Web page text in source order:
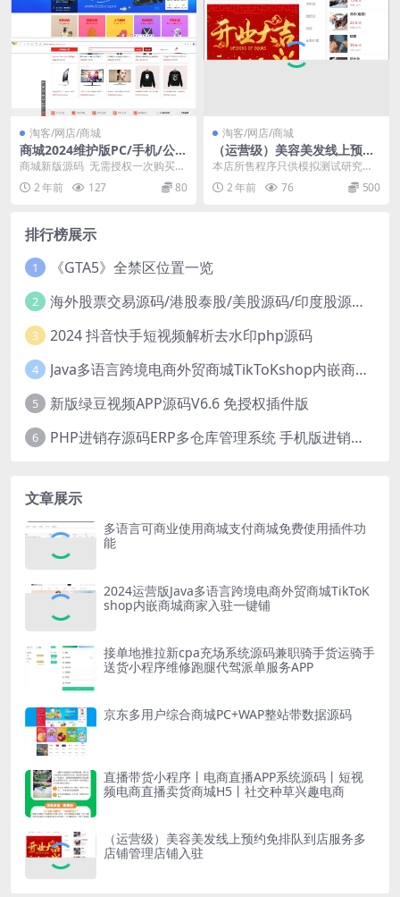
淘客/网店/商城
商城2024维护版PC/手机/公众
号多端合一带三级分销可封装
APP自动发货可联系手动发
商城新版源码 无需授权一次购买免
费使用 商城内含多套模板任意切换
功能非常强大 ...
2 年前 127 80
淘客/网店/商城
（运营级）美容美发线上预约
免排队到店服务多店铺管理店
铺入驻
本店所售程序只供模拟测试研究，
不得使用于非法用途，不得违反国
家法律，否则后果自负...
2 年前 76 500
排行榜展示
1 《GTA5》全禁区位置一览
2 海外股票交易源码/港股泰股/美股源码/印度股源码/马拉西亚股票源码/国际股票配资
3 2024 抖音快手短视频解析去水印php源码
4 Java多语言跨境电商外贸商城TikToKshop内嵌商城I商家入驻I一键铺
5 新版绿豆视频APP源码V6.6 免授权插件版
6 PHP进销存源码ERP多仓库管理系统 手机版进销存 php网络版进销存小程序
文章展示
多语言可商业使用商城支付商城免费使用插件功
能
2024运营版Java多语言跨境电商外贸商城TikToK
shop内嵌商城商家入驻一键铺
接单地推拉新cpa充场系统源码兼职骑手货运骑手
送货小程序维修跑腿代驾派单服务APP
京东多用户综合商城PC+WAP整站带数据源码
直播带货小程序丨电商直播APP系统源码丨短视
频电商直播卖货商城H5丨社交种草兴趣电商
（运营级）美容美发线上预约免排队到店服务多
店铺管理店铺入驻